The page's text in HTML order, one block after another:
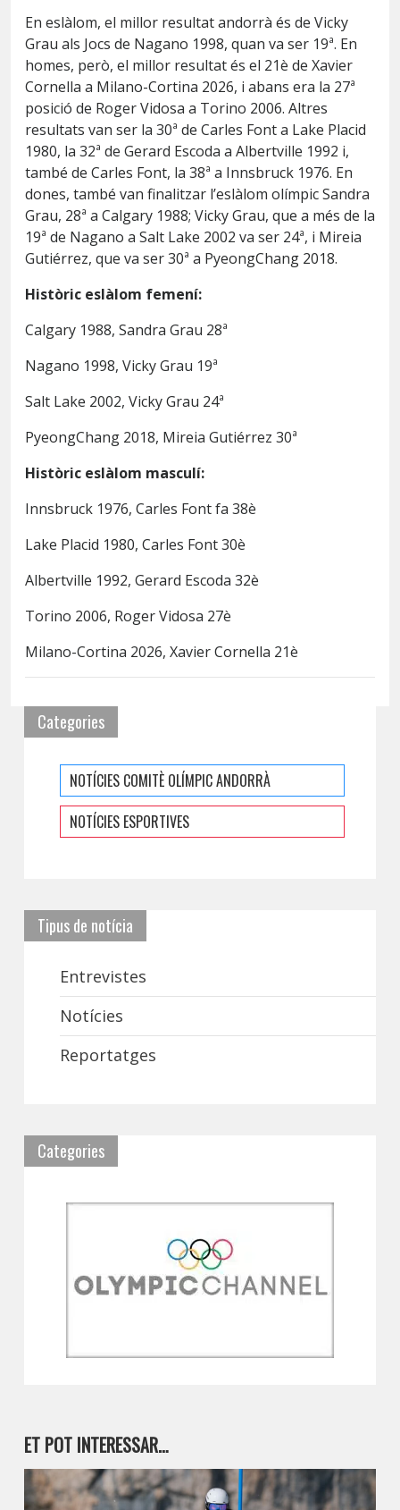
En eslàlom, el millor resultat andorrà és de Vicky
Grau als Jocs de Nagano 1998, quan va ser 19ª. En
homes, però, el millor resultat és el 21è de Xavier
Cornella a Milano-Cortina 2026, i abans era la 27ª
posició de Roger Vidosa a Torino 2006. Altres
resultats van ser la 30ª de Carles Font a Lake Placid
1980, la 32ª de Gerard Escoda a Albertville 1992 i,
també de Carles Font, la 38ª a Innsbruck 1976. En
dones, també van finalitzar l’eslàlom olímpic Sandra
Grau, 28ª a Calgary 1988; Vicky Grau, que a més de la
19ª de Nagano a Salt Lake 2002 va ser 24ª, i Mireia
Gutiérrez, que va ser 30ª a PyeongChang 2018.
Històric eslàlom femení:
Calgary 1988, Sandra Grau 28ª
Nagano 1998, Vicky Grau 19ª
Salt Lake 2002, Vicky Grau 24ª
PyeongChang 2018, Mireia Gutiérrez 30ª
Històric eslàlom masculí:
Innsbruck 1976, Carles Font fa 38è
Lake Placid 1980, Carles Font 30è
Albertville 1992, Gerard Escoda 32è
Torino 2006, Roger Vidosa 27è
Milano-Cortina 2026, Xavier Cornella 21è
Categories
NOTÍCIES COMITÈ OLÍMPIC ANDORRÀ
NOTÍCIES ESPORTIVES
Tipus de notícia
Entrevistes
Notícies
Reportatges
Categories
ET POT INTERESSAR…